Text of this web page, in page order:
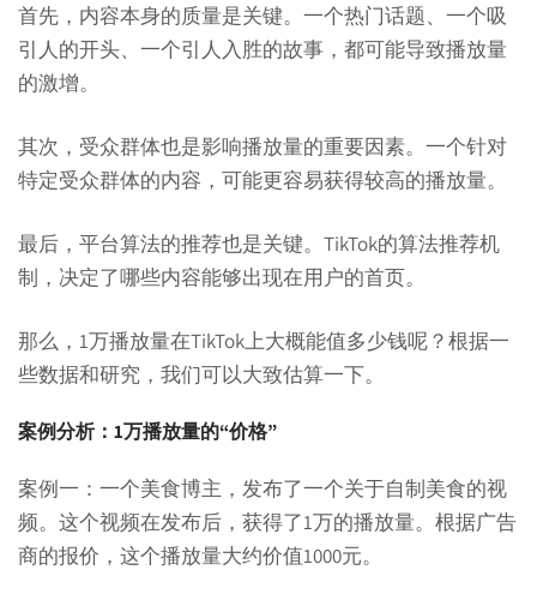
首先，内容本身的质量是关键。一个热门话题、一个吸
引人的开头、一个引人入胜的故事，都可能导致播放量
的激增。
其次，受众群体也是影响播放量的重要因素。一个针对
特定受众群体的内容，可能更容易获得较高的播放量。
最后，平台算法的推荐也是关键。TikTok的算法推荐机
制，决定了哪些内容能够出现在用户的首页。
那么，1万播放量在TikTok上大概能值多少钱呢？根据一
些数据和研究，我们可以大致估算一下。
案例分析：1万播放量的“价格”
案例一：一个美食博主，发布了一个关于自制美食的视
频。这个视频在发布后，获得了1万的播放量。根据广告
商的报价，这个播放量大约价值1000元。